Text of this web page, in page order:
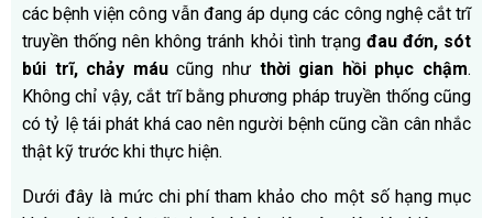
các bệnh viện công vẫn đang áp dụng các công nghệ cắt trĩ
truyền thống nên không tránh khỏi tình trạng đau đớn, sót
búi trĩ, chảy máucũng như thời gian hồi phục chậm.
Không chỉ vậy, cắt trĩ bằng phương pháp truyền thống cũng
có tỷ lệ tái phát khá cao nên người bệnh cũng cần cân nhắc
thật kỹ trước khi thực hiện.
Dưới đây là mức chi phí tham khảo cho một số hạng mục